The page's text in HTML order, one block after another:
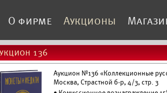
О фирме Аукционы
136
Аукцион №136 «Коллекционные
Москва, Страстной б-р, 4/3, стр. 3